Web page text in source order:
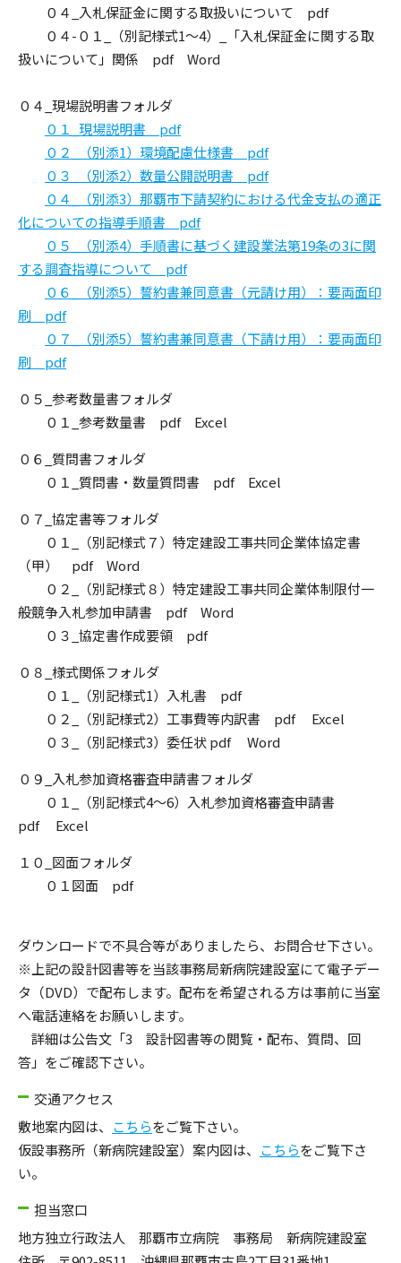
０４_入札保証金に関する取扱いについて pdf
０４-０１_（別記様式1～4）_「入札保証金に関する取
扱いについて」関係 pdf Word
０４_現場説明書フォルダ
０１_現場説明書 pdf
０２_（別添1）環境配慮仕様書 pdf
０３_（別添2）数量公開説明書 pdf
０４_（別添3）那覇市下請契約における代金支払の適正
化についての指導手順書 pdf
０５_（別添4）手順書に基づく建設業法第19条の3に関
する調査指導について pdf
０６_（別添5）誓約書兼同意書（元請け用）：要両面印
刷 pdf
０７_（別添5）誓約書兼同意書（下請け用）：要両面印
刷 pdf
０５_参考数量書フォルダ
０１_参考数量書 pdf Excel
０６_質問書フォルダ
０１_質問書・数量質問書 pdf Excel
０７_協定書等フォルダ
０１_（別記様式７）特定建設工事共同企業体協定書
（甲） pdf Word
０２_（別記様式８）特定建設工事共同企業体制限付一
般競争入札参加申請書 pdf Word
０３_協定書作成要領 pdf
０８_様式関係フォルダ
０１_（別記様式1）入札書 pdf
０２_（別記様式2）工事費等内訳書 pdf Excel
０３_（別記様式3）委任状 pdf Word
０９_入札参加資格審査申請書フォルダ
０１_（別記様式4～6）入札参加資格審査申請書
pdf Excel
１０_図面フォルダ
０１図面 pdf
ダウンロードで不具合等がありましたら、お問合せ下さい。
※上記の設計図書等を当該事務局新病院建設室にて電子デー
タ（DVD）で配布します。配布を希望される方は事前に当室
へ電話連絡をお願いします。
詳細は公告文「3 設計図書等の閲覧・配布、質問、回
答」をご確認下さい。
交通アクセス
敷地案内図は、 こちらをご覧下さい。
仮設事務所（新病院建設室）案内図は、 こちらをご覧下さ
い。
担当窓口
地方独立行政法人 那覇市立病院 事務局 新病院建設室